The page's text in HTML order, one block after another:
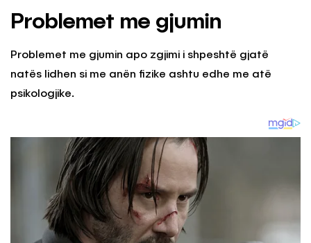
Problemet me gjumin
Problemet me gjumin apo zgjimi i shpeshtë gjatë
natës lidhen si me anën fizike ashtu edhe me atë
psikologjike.